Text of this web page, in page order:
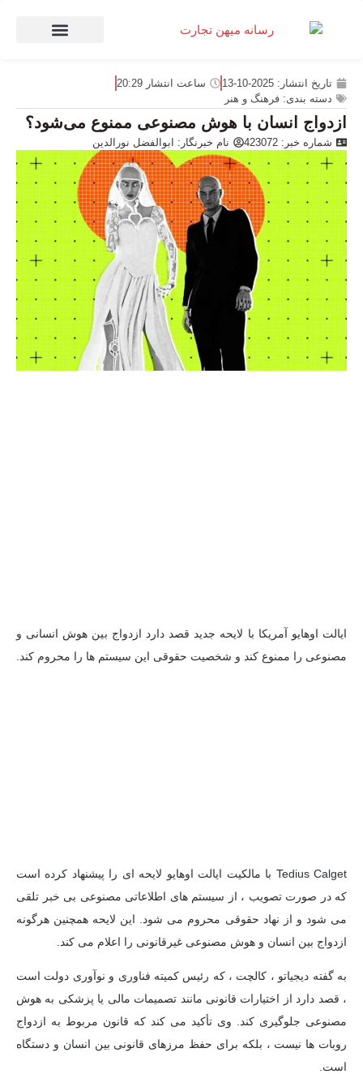
تاریخ انتشار: 2025-10-13 ساعت انتشار 20:29
دسته بندی: فرهنگ و هنر
ازدواج انسان با هوش مصنوعی ممنوع می‌شود؟
شماره خبر: 423072 نام خبرنگار: ابوالفضل نورالدین
ایالت اوهایو آمریكا با لایحه جدید قصد دارد ازدواج بین هوش انسانی و
مصنوعی را ممنوع كند و شخصیت حقوقی این سیستم ها را محروم كند.
Tedius Calget با مالکیت ایالت اوهایو لایحه ای را پیشنهاد کرده است
که در صورت تصویب ، از سیستم های اطلاعاتی مصنوعی بی خبر تلقی
می شود و از نهاد حقوقی محروم می شود. این لایحه همچنین هرگونه
ازدواج بین انسان و هوش مصنوعی غیرقانونی را اعلام می کند.
به گفته دیجیاتو ، کالچت ، که رئیس کمیته فناوری و نوآوری دولت است
، قصد دارد از اختیارات قانونی مانند تصمیمات مالی یا پزشکی به هوش
مصنوعی جلوگیری کند. وی تأکید می کند که قانون مربوط به ازدواج
روبات ها نیست ، بلکه برای حفظ مرزهای قانونی بین انسان و دستگاه
است.